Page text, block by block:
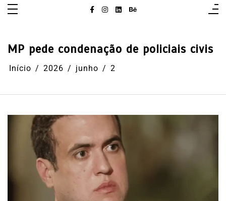
MP pede condenação de policiais civis
Início 2026 junho 2